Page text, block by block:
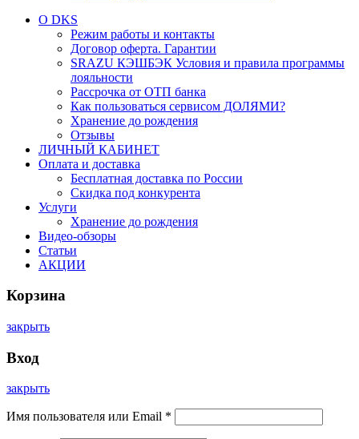
О DKS
Режим работы и контакты
Договор оферта. Гарантии
SRAZU КЭШБЭК Условия и правила программы
лояльности
Рассрочка от ОТП банка
Как пользоваться сервисом ДОЛЯМИ?
Хранение до рождения
Отзывы
ЛИЧНЫЙ КАБИНЕТ
Оплата и доставка
Бесплатная доставка по России
Скидка под конкурента
Услуги
Хранение до рождения
Видео-обзоры
Статьи
АКЦИИ
Корзина
закрыть
Вход
закрыть
Имя пользователя или Email *